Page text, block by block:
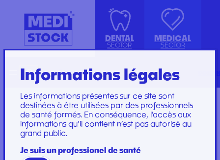
DENTAL
SECTOR
ISOLATION GOWN WITH COTTON
CUFFS
KIT INSTRUMENTS
LABORATOIRE
PLATEAU
PROTECTION
RESTORATION AND
GAMME
MEDICAL
SECTOR
ACCESSORIES
INJECTION, PRÉLÈVEMENT ET
PERFUSION
CONSOMMABLES
GYNECOLOGY
PROTECTION ET HYGIÈNE
DRESSING SET
PERFUSION SET
CARE SET
SUTURE SET
CARE AND
DRESSINGS
RechercheFrançais
Informations légales
Les informations présentes sur ce site sont
destinées à être utilisées par des professionnels
de santé formés. En conséquence, l’accès aux
informations qu’il contient n’est pas autorisé au
grand public.
Je suis un professionel de santé